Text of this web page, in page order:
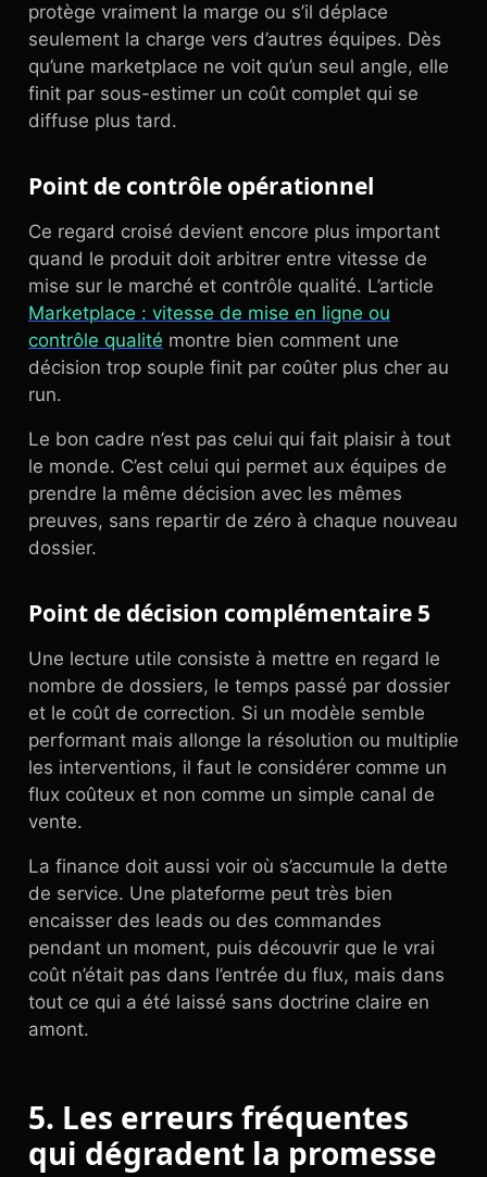
protège vraiment la marge ou s’il déplace
seulement la charge vers d’autres équipes. Dès
qu’une marketplace ne voit qu’un seul angle, elle
finit par sous-estimer un coût complet qui se
diffuse plus tard.
Point de contrôle opérationnel
Ce regard croisé devient encore plus important
quand le produit doit arbitrer entre vitesse de
mise sur le marché et contrôle qualité. L’article
Marketplace : vitesse de mise en ligne ou
contrôle qualité montre bien comment une
décision trop souple finit par coûter plus cher au
run.
Le bon cadre n’est pas celui qui fait plaisir à tout
le monde. C’est celui qui permet aux équipes de
prendre la même décision avec les mêmes
preuves, sans repartir de zéro à chaque nouveau
dossier.
Point de décision complémentaire 5
Une lecture utile consiste à mettre en regard le
nombre de dossiers, le temps passé par dossier
et le coût de correction. Si un modèle semble
performant mais allonge la résolution ou multiplie
les interventions, il faut le considérer comme un
flux coûteux et non comme un simple canal de
vente.
La finance doit aussi voir où s’accumule la dette
de service. Une plateforme peut très bien
encaisser des leads ou des commandes
pendant un moment, puis découvrir que le vrai
coût n’était pas dans l’entrée du flux, mais dans
tout ce qui a été laissé sans doctrine claire en
amont.
5. Les erreurs fréquentes
qui dégradent la promesse